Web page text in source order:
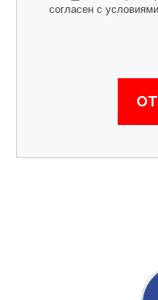
согласен с условиями